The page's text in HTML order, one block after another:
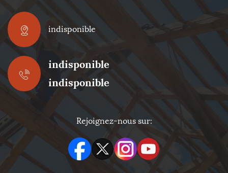
indisponible
indisponible
indisponible
Rejoignez-nous sur: